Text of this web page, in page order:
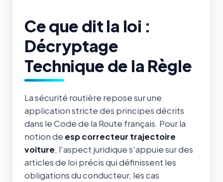
Ce que dit la loi :
Décryptage
Technique de la Règle
La sécurité routière repose sur une
application stricte des principes décrits
dans le Code de la Route français. Pour la
notion de esp correcteur trajectoire
voiture, l'aspect juridique s'appuie sur des
articles de loi précis qui définissent les
obligations du conducteur, les cas